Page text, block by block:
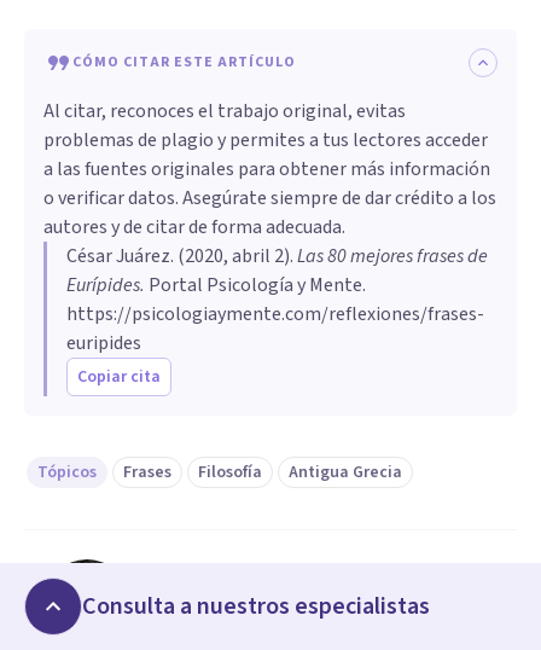
CÓMO CITAR ESTE ARTÍCULO
Al citar, reconoces el trabajo original, evitas
problemas de plagio y permites a tus lectores acceder
a las fuentes originales para obtener más información
o verificar datos. Asegúrate siempre de dar crédito a los
autores y de citar de forma adecuada.
César Juárez. (2020, abril 2).Las 80 mejores frases de
Eurípides. Portal Psicología y Mente.
https://psicologiaymente.com/reflexiones/frases-
euripides
Copiar cita
Tópicos Frases Filosofía Antigua Grecia
Doctor en Sociología
Consulta a nuestros especialistas